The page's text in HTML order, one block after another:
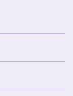
az Újpest